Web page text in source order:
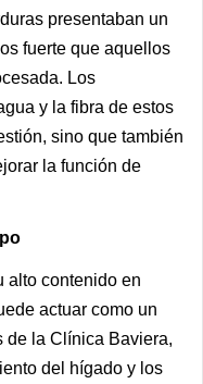
presentaban un
fuerte que aquellos
Los
y la fibra de estos
sino que también
la función de
alto contenido en
actuar como un
de la Clínica Baviera,
del hígado y los